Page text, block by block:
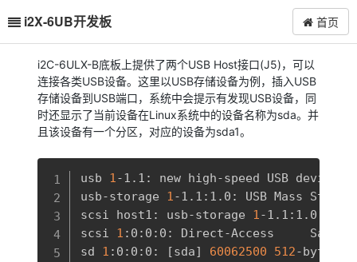
i2X-6UB开发板 首页
i2C-6ULX-B底板上提供了两个USB Host接口(J5)，可以
连接各类USB设备。这里以USB存储设备为例，插入USB
存储设备到USB端口，系统中会提示有发现USB设备，同
时还显示了当前设备在Linux系统中的设备名称为sda。并
且该设备有一个分区，对应的设备为sda1。
usb 1-1.1: new high-speed USB device
usb-storage 1-1.1:1.0: USB Mass
scsi host1: usb-storage 1-1.1:1.0
scsi 1 :0:0:0: Direct-Access
sd 1 :0:0:0: [sda] 60062500 512-byte